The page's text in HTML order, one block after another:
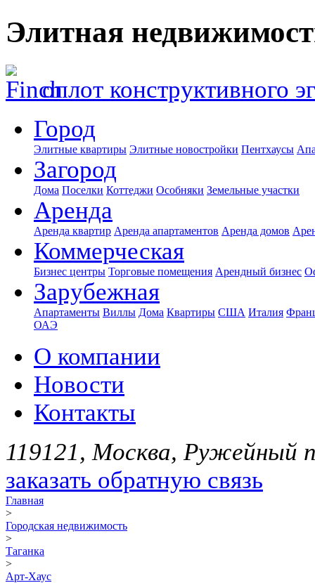
Элитная
оплот конструктивного
Город
Элитные квартиры Элитные новостройки Пентхаусы
Загород
Дома Поселки Коттеджи Особняки Земельные участки
Аренда
Аренда квартир Аренда апартаментов Аренда домов
Коммерческая
Бизнес центры Торговые помещения Арендный бизнес
Зарубежная
Апартаменты Виллы Дома Квартиры США Италия
ОАЭ
О компании
Новости
Контакты
119121, Москва, Ружейный
заказать обратную связь
Главная
>
Городская недвижимость
>
Таганка
>
Арт-Хаус